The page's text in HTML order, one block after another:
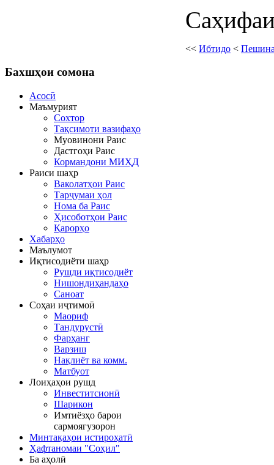
<< Ибтидо <
Бахшҳои сомона
Асосӣ
Маъмурият
Сохтор
Тақсимоти вазифаҳо
Муовинони Раис
Дастгоҳи Раис
Кормандони МИҲД
Раиси шаҳр
Ваколатҳои Раис
Тарҷумаи ҳол
Нома ба Раис
Ҳисоботҳои Раис
Қарорҳо
Хабарҳо
Маълумот
Иқтисодиёти шаҳр
Рушди иқтисодиёт
Нишондиҳандаҳо
Саноат
Соҳаи иҷтимоӣ
Маориф
Тандурустӣ
Фарҳанг
Варзиш
Нақлиёт ва комм.
Матбуот
Лоиҳаҳои рушд
Инвеститсионӣ
Шарикон
Имтиёзҳо барои
сармоягузорон
Минтақаҳои истироҳатӣ
Ҳафтаномаи "Соҳил"
Ба аҳолӣ